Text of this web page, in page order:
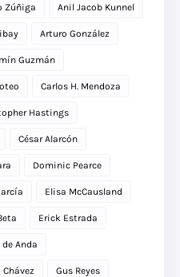
Zúñiga Anil Jacob Kunnel
Arturo González
Guzmán
Carlos H. Mendoza
Hastings
César Alarcón
Dominic Pearce
Elisa McCausland
Erick Estrada
Anda
Gus Reyes